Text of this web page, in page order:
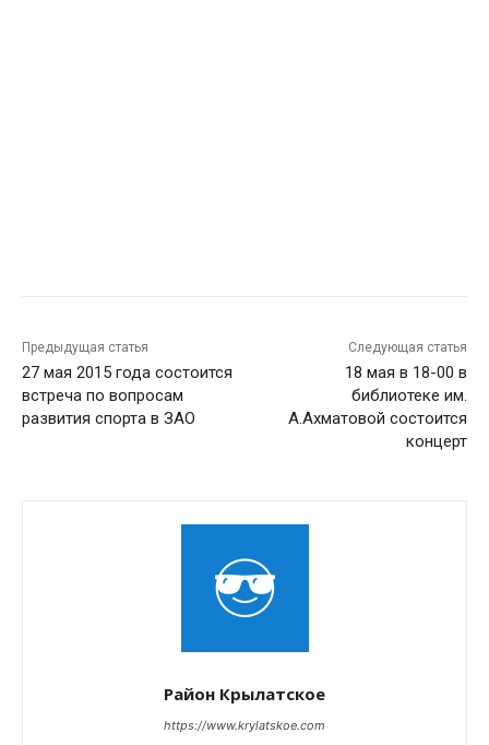
Предыдущая статья
27 мая 2015 года состоится
встреча по вопросам
развития спорта в ЗАО
Следующая статья
18 мая в 18-00 в
библиотеке им.
А.Ахматовой состоится
концерт
Район Крылатское
https://www.krylatskoe.com